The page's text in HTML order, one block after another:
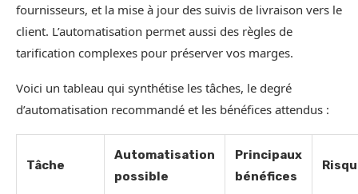
fournisseurs, et la mise à jour des suivis de livraison vers le
client. L’automatisation permet aussi des règles de
tarification complexes pour préserver vos marges.
Voici un tableau qui synthétise les tâches, le degré
d’automatisation recommandé et les bénéfices attendus :
Tâche
Automatisation
possible
Principaux
bénéfices